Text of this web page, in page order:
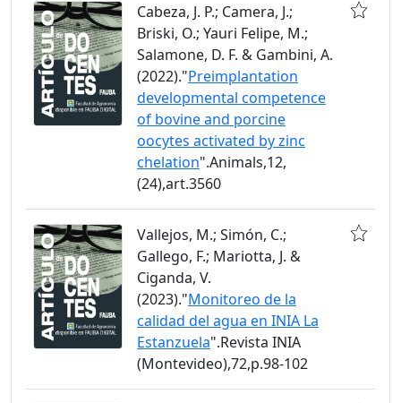
Cabeza, J. P.; Camera, J.;
Briski, O.; Yauri Felipe, M.;
Salamone, D. F. & Gambini, A.
(2022)."Preimplantation
developmental competence
of bovine and porcine
oocytes activated by zinc
chelation".Animals,12,
(24),art.3560
Vallejos, M.; Simón, C.;
Gallego, F.; Mariotta, J. &
Ciganda, V.
(2023)."Monitoreo de la
calidad del agua en INIA La
Estanzuela".Revista INIA
(Montevideo),72,p.98-102